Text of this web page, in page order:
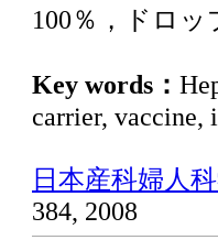
100％，ドロ
Key words：
carrier, vaccine,
日本産科婦人
384, 2008